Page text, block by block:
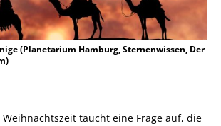
(Planetarium Hamburg, Sternenwissen, Der
Weihnachtszeit taucht eine Frage auf, die